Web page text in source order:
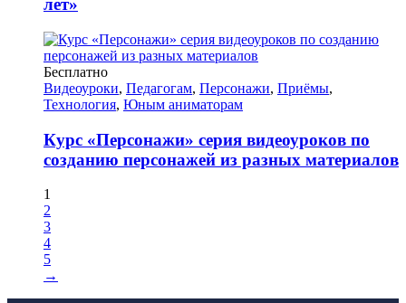
лет»
Бесплатно
Видеоуроки, Педагогам, Персонажи, Приёмы,
Технология, Юным аниматорам
Курс «Персонажи» серия видеоуроков по
созданию персонажей из разных материалов
1
2
3
4
5
→